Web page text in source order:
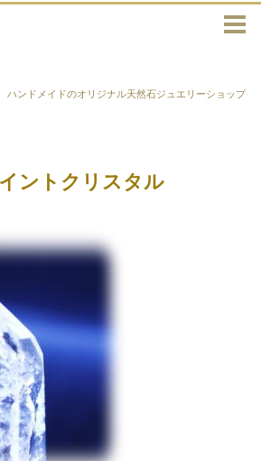
ハンドメイドのオリジナル天然石ジュエリーショップ
ントクリスタル